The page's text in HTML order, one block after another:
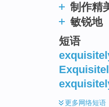
制作精
敏锐地
短语
更多网络短语